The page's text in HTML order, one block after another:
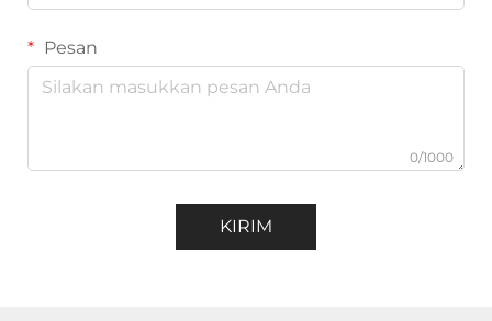
Pesan
0/1000
KIRIM